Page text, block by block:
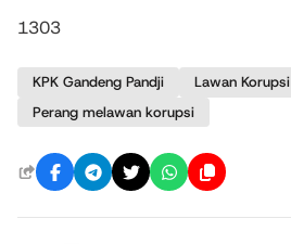
1303
KPK Gandeng Pandji Lawan Korupsi
Perang melawan korupsi